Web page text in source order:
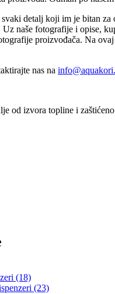
svaki detalj koji im je bitan
naše fotografije i opise,
proizvođača. Na
nas na
od izvora topline i
(18)
(23)